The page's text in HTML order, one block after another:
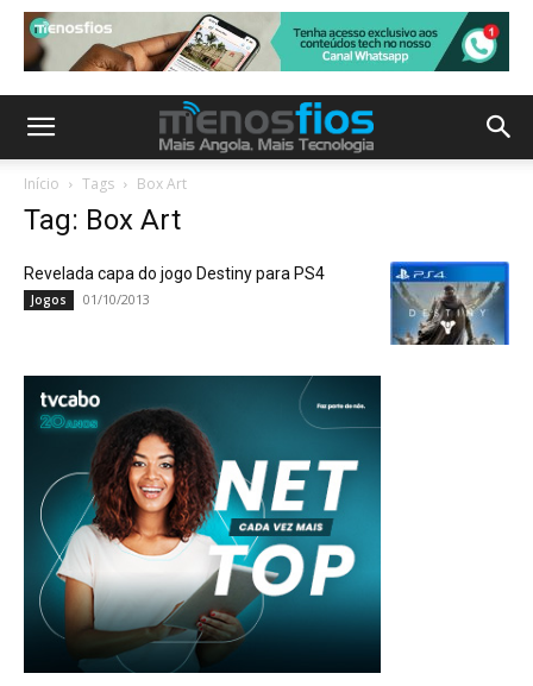
Início Tags Box Art
Tag: Box Art
Revelada capa do jogo Destiny para PS4
Jogos 01/10/2013